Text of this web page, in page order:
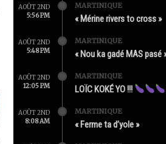
AOÛT 2ND
5:56 PM
MARTINIQUE
« Mérine rivers to cross »
AOÛT 2ND
5:48 PM
MARTINIQUE
« Nou ka gadé MAS pasé
AOÛT 2ND
12:05 PM
MARTINIQUE
LOÏC KOKÉ YO !!!
AOÛT 2ND
8:08 AM
MARTINIQUE
« Ferme ta d’yole »